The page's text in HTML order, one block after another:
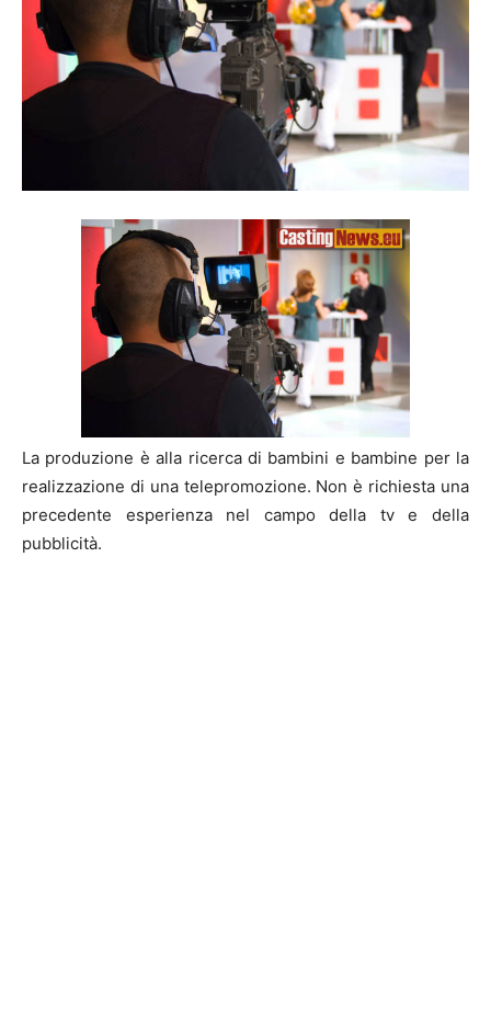
La produzione è alla ricerca di bambini e bambine per la
realizzazione di una telepromozione. Non è richiesta una
precedente esperienza nel campo della tv e della
pubblicità.